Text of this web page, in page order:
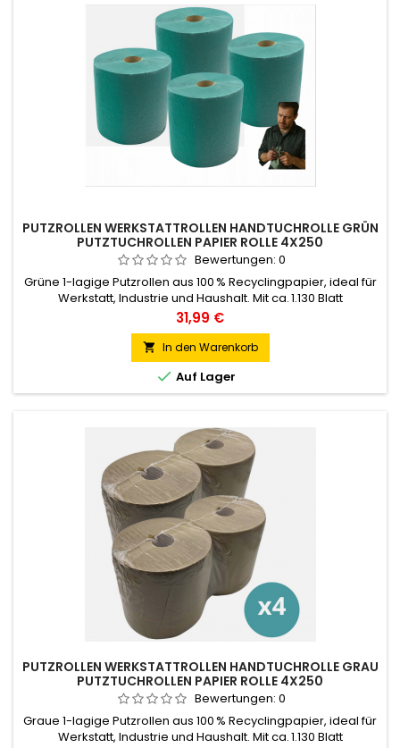
PUTZROLLEN WERKSTATTROLLEN HANDTUCHROLLE GRÜN
PUTZTUCHROLLEN PAPIER ROLLE 4X250
Bewertungen: 0
Grüne 1-lagige Putzrollen aus 100 % Recyclingpapier, ideal für
Werkstatt, Industrie und Haushalt. Mit ca. 1.130 Blatt
(22 × 25 cm) pro Rolle, Mikroperforation und 250 m Länge –
saugstark, reißfest und nachhaltig. Passt in Standard-
Abroller. Lieferumfang: 4 Rollen.
Preis
31,99 €
 In den Warenkorb
 Auf Lager
PUTZROLLEN WERKSTATTROLLEN HANDTUCHROLLE GRAU
PUTZTUCHROLLEN PAPIER ROLLE 4X250
Bewertungen: 0
Graue 1-lagige Putzrollen aus 100 % Recyclingpapier, ideal für
Werkstatt, Industrie und Haushalt. Mit ca. 1.130 Blatt